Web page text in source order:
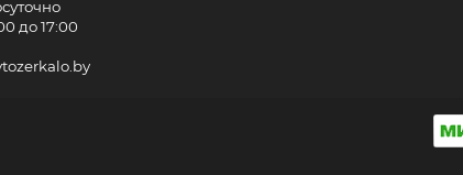
до 17:00